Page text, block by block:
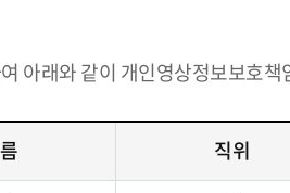
아래와 같이 개인영상정보보호
직위